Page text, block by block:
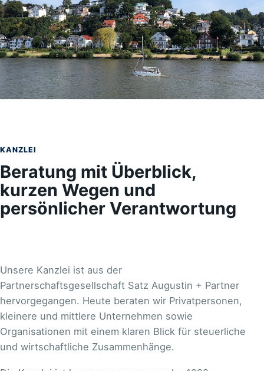
KANZLEI
Beratung mit Überblick,
kurzen Wegen und
persönlicher Verantwortung
Unsere Kanzlei ist aus der
Partnerschaftsgesellschaft Satz Augustin + Partner
hervorgegangen. Heute beraten wir Privatpersonen,
kleinere und mittlere Unternehmen sowie
Organisationen mit einem klaren Blick für steuerliche
und wirtschaftliche Zusammenhänge.